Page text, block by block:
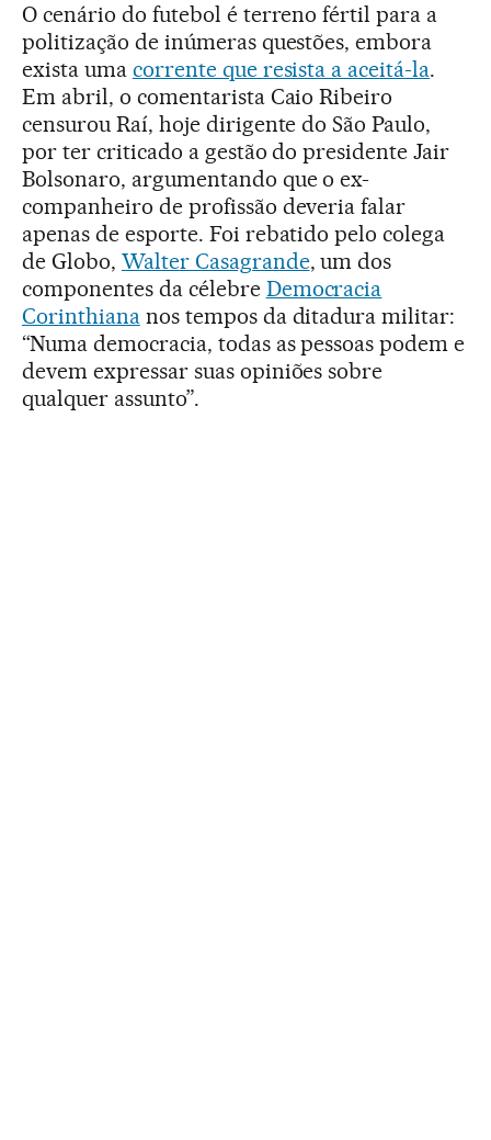
O cenário do futebol é terreno fértil para a
politização de inúmeras questões, embora
exista uma corrente que resista a aceitá-la.
Em abril, o comentarista Caio Ribeiro
censurou Raí, hoje dirigente do São Paulo,
por ter criticado a gestão do presidente Jair
Bolsonaro, argumentando que o ex-
companheiro de profissão deveria falar
apenas de esporte. Foi rebatido pelo colega
de Globo, Walter Casagrande, um dos
componentes da célebre Democracia
Corinthiananos tempos da ditadura militar:
“Numa democracia, todas as pessoas podem e
devem expressar suas opiniões sobre
qualquer assunto”.